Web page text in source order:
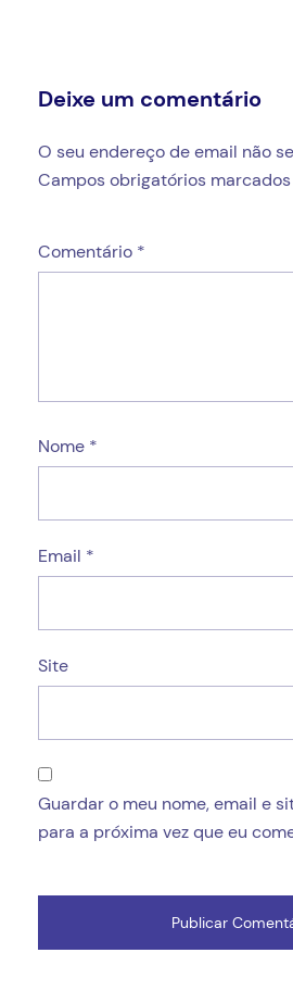
Deixe um comentário
O seu endereço de email não
Campos obrigatórios
Comentário *
Nome *
Email *
Site
Guardar o meu nome, email e
para a próxima vez que eu